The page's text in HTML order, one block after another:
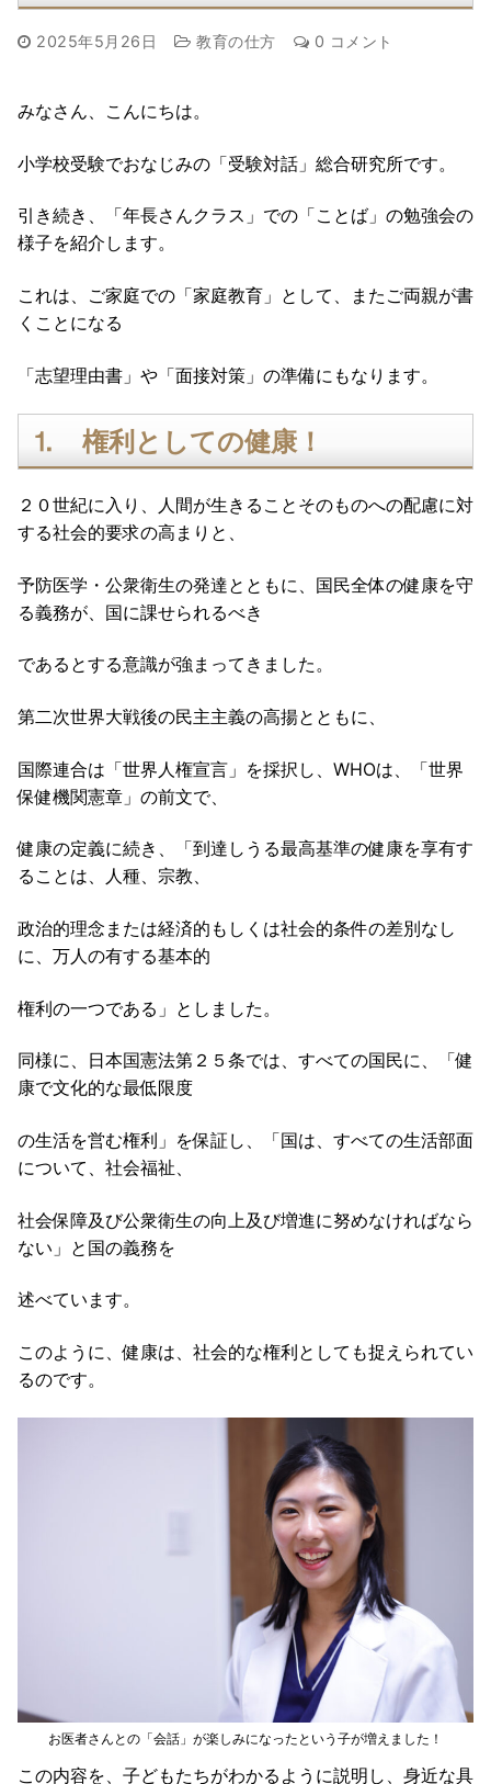
2025年5月26日 教育の仕方 0 コメント
みなさん、こんにちは。
小学校受験でおなじみの「受験対話」総合研究所です。
引き続き、「年長さんクラス」での「ことば」の勉強会の
様子を紹介します。
これは、ご家庭での「家庭教育」として、またご両親が書
くことになる
「志望理由書」や「面接対策」の準備にもなります。
⒈ 権利としての健康！
２０世紀に入り、人間が生きることそのものへの配慮に対
する社会的要求の高まりと、
予防医学・公衆衛生の発達とともに、国民全体の健康を守
る義務が、国に課せられるべき
であるとする意識が強まってきました。
第二次世界大戦後の民主主義の高揚とともに、
国際連合は「世界人権宣言」を採択し、WHOは、「世界
保健機関憲章」の前文で、
健康の定義に続き、「到達しうる最高基準の健康を享有す
ることは、人種、宗教、
政治的理念または経済的もしくは社会的条件の差別なし
に、万人の有する基本的
権利の一つである」としました。
同様に、日本国憲法第２５条では、すべての国民に、「健
康で文化的な最低限度
の生活を営む権利」を保証し、「国は、すべての生活部面
について、社会福祉、
社会保障及び公衆衛生の向上及び増進に努めなければなら
ない」と国の義務を
述べています。
このように、健康は、社会的な権利としても捉えられてい
るのです。
お医者さんとの「会話」が楽しみになったという子が増えました！
この内容を、子どもたちがわかるように説明し、身近な具